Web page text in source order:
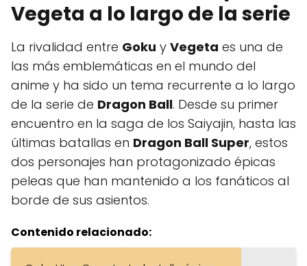
Vegeta a lo largo de la serie
La rivalidad entre Goku y Vegeta es una de
las más emblemáticas en el mundo del
anime y ha sido un tema recurrente a lo largo
de la serie de Dragon Ball. Desde su primer
encuentro en la saga de los Saiyajin, hasta las
últimas batallas en Dragon Ball Super, estos
dos personajes han protagonizado épicas
peleas que han mantenido a los fanáticos al
borde de sus asientos.
Contenido relacionado: